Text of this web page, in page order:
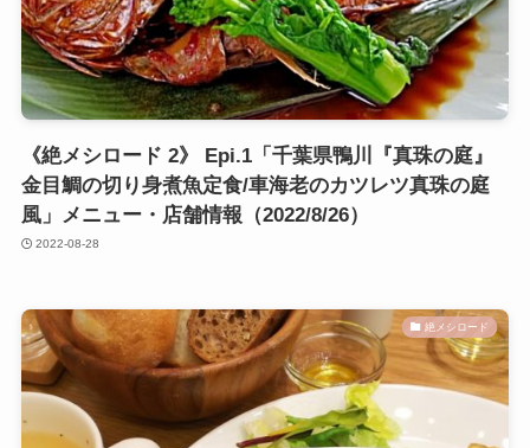
《絶メシロード 2》 Epi.1「千葉県鴨川『真珠の庭』
金目鯛の切り身煮魚定食/車海老のカツレツ真珠の庭
風」メニュー・店舗情報（2022/8/26）
2022-08-28
絶メシロード